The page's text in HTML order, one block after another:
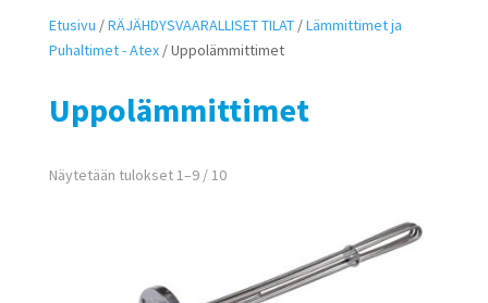
Etusivu /RÄJÄHDYSVAARALLISET TILAT/Lämmittimet ja
Puhaltimet - Atex/ Uppolämmittimet
Uppolämmittimet
Näytetään tulokset 1–9 / 10